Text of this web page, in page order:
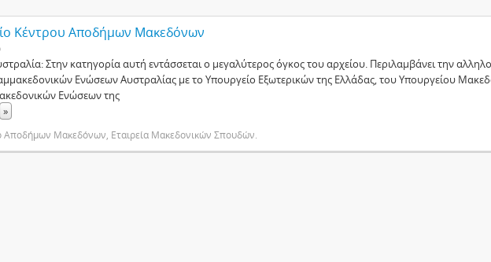
Κέντρου Αποδήμων Μακεδόνων
Στην κατηγορία αυτή εντάσσεται ο μεγαλύτερος όγκος του αρχείου. Περιλαμβάνει την
Ενώσεων Αυστραλίας με το Υπουργείο Εξωτερικών της Ελλάδας, του Υπουργείου
Ενώσεων της
»
Αποδήμων Μακεδόνων, Εταιρεία Μακεδονικών Σπουδών.